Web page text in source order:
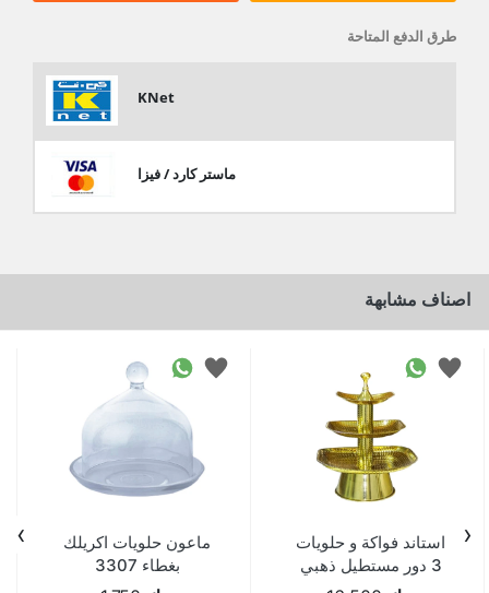
طرق الدفع المتاحة
KNet
ماستر كارد / فيزا
اصناف مشابهة
استاند فواكة و حلويات
3 دور مستطيل ذهبي
GOLD AAA/03
ماعون حلويات اكريلك
بغطاء 3307
‹
›